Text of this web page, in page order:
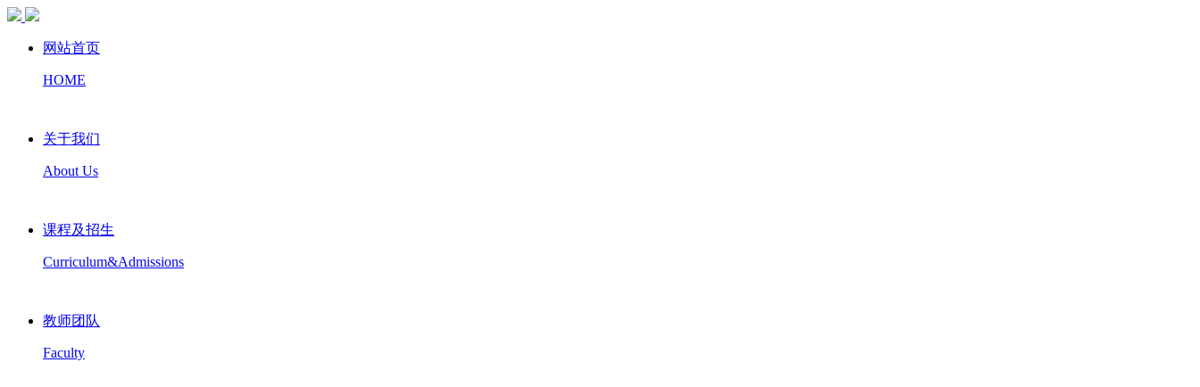
网站首页
HOME
关于我们
About Us
课程及招生
Curriculum&Admissions
教师团队
Faculty